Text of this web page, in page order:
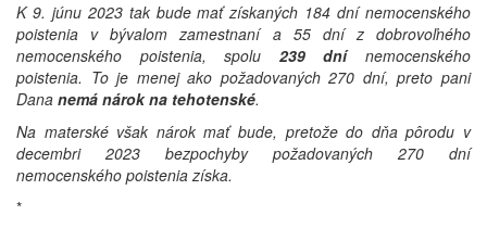
K 9. júnu 2023 tak bude mať získaných 184 dní nemocenského
poistenia v bývalom zamestnaní a 55 dní z dobrovoľného
nemocenského poistenia, spolu 239 dnínemocenského
poistenia. To je menej ako požadovaných 270 dní, preto pani
Dana nemá nárok na tehotenské.
Na materské však nárok mať bude, pretože do dňa pôrodu v
decembri 2023 bezpochyby požadovaných 270 dní
nemocenského poistenia získa.
*